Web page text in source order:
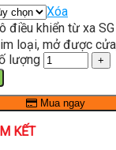
Xóa
điều khiển từ xa
loại, mở được
lượng
Mua ngay
KẾT